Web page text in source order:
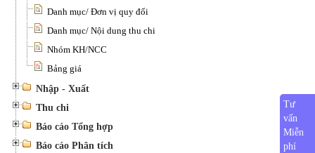
Danh mục/ Đơn vị quy đổi
Danh mục/ Nội dung thu chi
Nhóm KH/NCC
Bảng giá
Nhập - Xuất
Thu chi
Báo cáo Tổng hợp
Báo cáo Phân tích
Tư
vấn
Miễn
phí